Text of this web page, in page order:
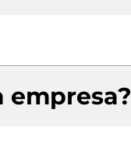
empresa?